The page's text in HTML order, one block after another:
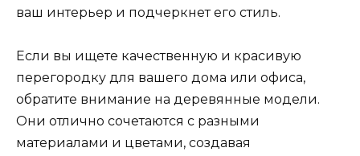
ваш интерьер и подчеркнет его стиль.
Если вы ищете качественную и красивую
перегородку для вашего дома или офиса,
обратите внимание на деревянные модели.
Они отлично сочетаются с разными
материалами и цветами, создавая